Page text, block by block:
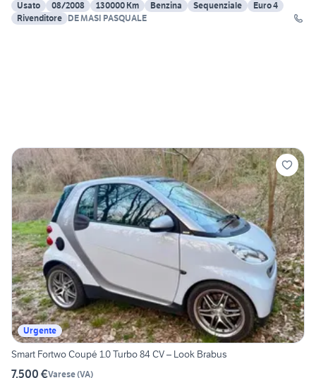
Usato
08/2008 130000 Km Benzina Sequenziale
Euro 4
Rivenditore DE MASI PASQUALE
Urgente
Smart Fortwo Coupé 1.0 Turbo 84 CV – Look Brabus
7.500 €Varese(VA)